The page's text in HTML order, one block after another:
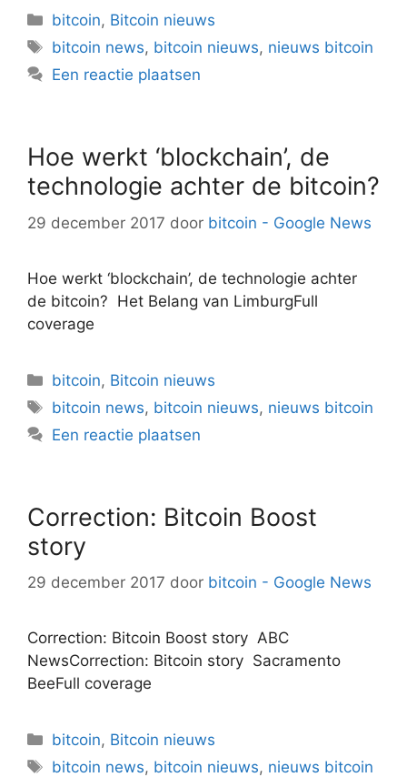
Categorieën
bitcoin, Bitcoin nieuws
Tags
bitcoin news, bitcoin nieuws, nieuws bitcoin
Een reactie plaatsen
Hoe werkt ‘blockchain’, de
technologie achter de bitcoin?
29 december 2017 door bitcoin - Google News
Hoe werkt ‘blockchain’, de technologie achter
de bitcoin? Het Belang van LimburgFull
coverage
Categorieën
bitcoin, Bitcoin nieuws
Tags
bitcoin news, bitcoin nieuws, nieuws bitcoin
Een reactie plaatsen
Correction: Bitcoin Boost
story
29 december 2017 door bitcoin - Google News
Correction: Bitcoin Boost story ABC
NewsCorrection: Bitcoin story Sacramento
BeeFull coverage
Categorieën
bitcoin, Bitcoin nieuws
Tags
bitcoin news, bitcoin nieuws, nieuws bitcoin